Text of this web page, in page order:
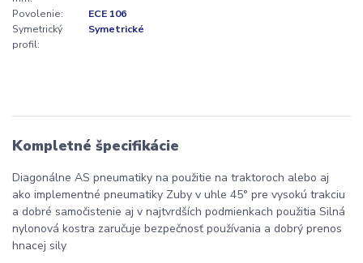
Povolenie:
ECE 106
Symetrický
profil:
Symetrické
Kompletné špecifikácie
Diagonálne AS pneumatiky na použitie na traktoroch alebo aj
ako implementné pneumatiky Zuby v uhle 45° pre vysokú trakciu
a dobré samočistenie aj v najtvrdších podmienkach použitia Silná
nylonová kostra zaručuje bezpečnosť používania a dobrý prenos
hnacej sily